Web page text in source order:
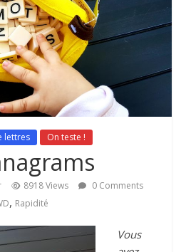
lettres On teste !
8918 Views
0 Comments
, Rapidité
Vous